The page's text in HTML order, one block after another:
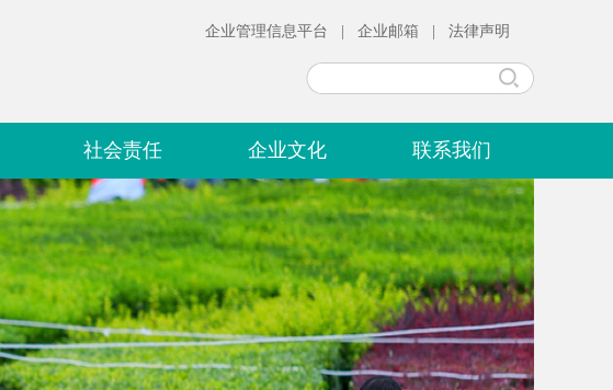
企业管理信息平台 企业邮箱 法律声明
社会责任 企业文化 联系我们